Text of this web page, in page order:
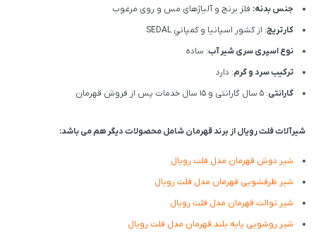
جنس بدنه: فلز برنج و آلیاژهای مس و روی مرغوب
کارتریج: از كشور اسپانيا و كمپاني SEDAL
نوع اسپری سری شیر آب: ساده
ترکیب سرد و گرم: دارد
گارانتی: 5 سال گارانتی و 15 سال خدمات پس از فروش قهرمان
شیرآلات فلت رویال از برند قهرمان شامل محصولات دیگر هم می باشد:
شیر دوش قهرمان مدل فلت رویال
شیر ظرفشویی قهرمان مدل فلت رویال
شیر توالت قهرمان مدل فلت رویال
شیر روشویی پایه بلند قهرمان مدل فلت رویال